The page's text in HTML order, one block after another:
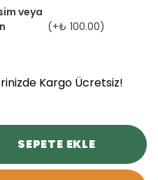
veya
(+₺ 100.00)
Kargo Ücretsiz!
SEPETE EKLE